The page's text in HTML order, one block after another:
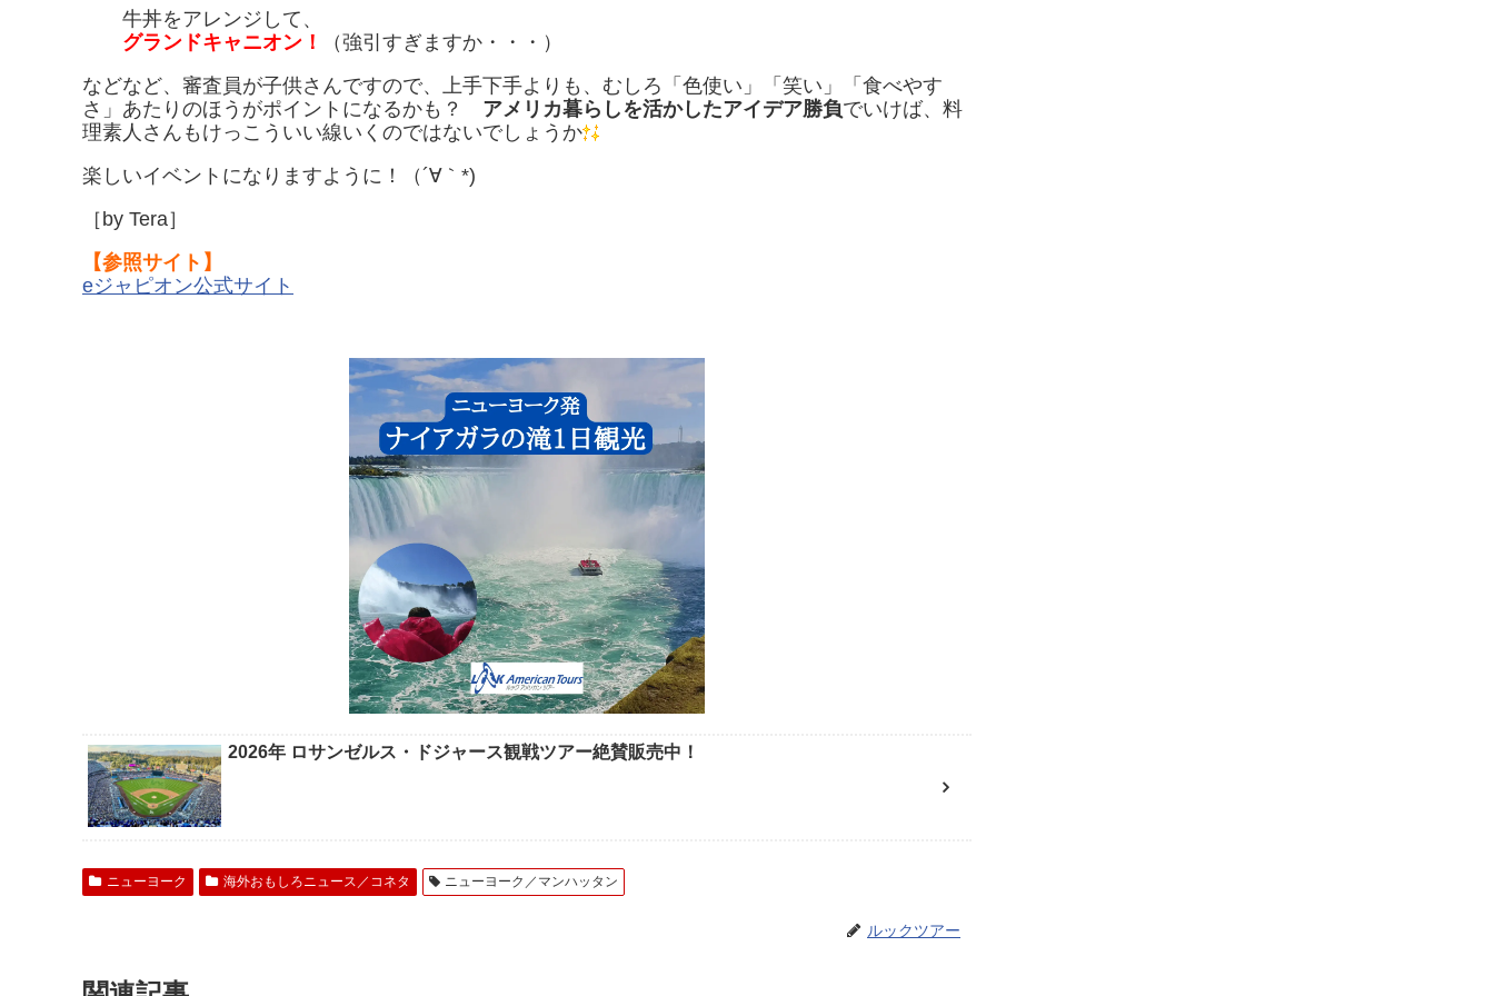
牛丼をアレンジして、
グランドキャニオン！
（強引すぎますか・・・）
などなど、審査員が子供さんですので、上手下手よりも、むしろ「色使い」「笑い」「食べやす
さ」あたりのほうがポイントになるかも？ アメリカ暮らしを活かしたアイデア勝負でいけば、料
理素人さんもけっこういい線いくのではないでしょうか
楽しいイベントになりますように！（´∀｀*)
［by Tera］
【参照サイト】
eジャピオン公式サイト
2026年 ロサンゼルス・ドジャース観戦ツアー絶賛販売中！
ニューヨーク 海外おもしろニュース／コネタ ニューヨーク／マンハッタン
ルックツアー